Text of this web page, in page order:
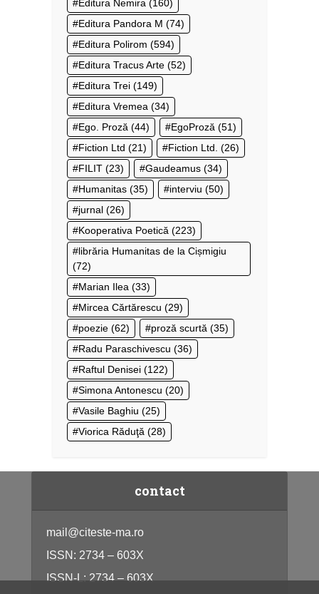
Editura Nemira (160)
Editura Pandora M (74)
Editura Polirom (594)
Editura Tracus Arte (52)
Editura Trei (149)
Editura Vremea (34)
Ego. Proză (44) EgoProză (51)
Fiction Ltd (21) Fiction Ltd. (26)
FILIT (23) Gaudeamus (34)
Humanitas (35) interviu (50)
jurnal (26)
Kooperativa Poetică (223)
librăria Humanitas de la Cișmigiu
(72)
Marian Ilea (33)
Mircea Cărtărescu (29)
poezie (62) proză scurtă (35)
Radu Paraschivescu (36)
Raftul Denisei (122)
Simona Antonescu (20)
Vasile Baghiu (25)
Viorica Răduţă (28)
contact
mail@citeste-ma.ro
ISSN: 2734 – 603X
ISSN-L: 2734 – 603X